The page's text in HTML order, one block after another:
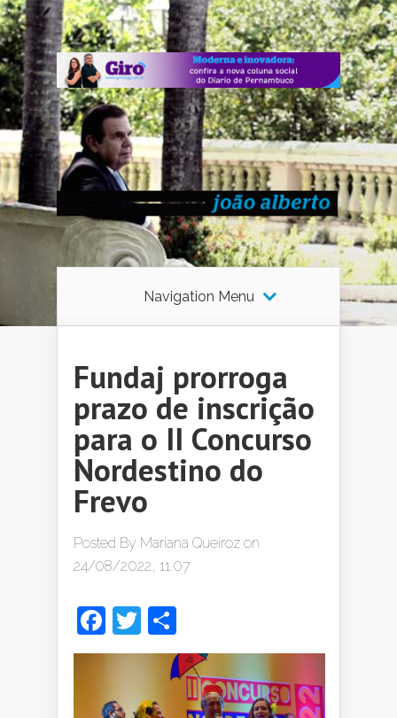
Navigation Menu
Fundaj prorroga
prazo de inscrição
para o II Concurso
Nordestino do
Frevo
Posted By Mariana Queiroz on
24/08/2022, 11:07
Facebook
Twitter